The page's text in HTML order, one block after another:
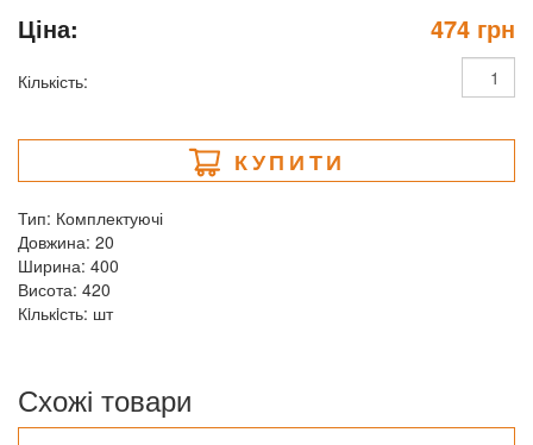
Ціна: 474 грн
Кількість:
КУПИТИ
Тип: Комплектуючі
Довжина: 20
Ширина: 400
Висота: 420
Кiлькiсть: шт
Схожі товари